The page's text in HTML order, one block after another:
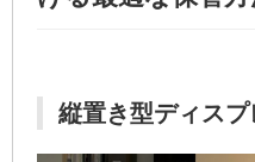
縦置き型ディス